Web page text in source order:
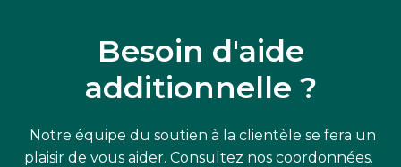
Besoin d'aide
additionnelle ?
Notre équipe du soutien à la clientèle se fera un
plaisir de vous aider. Consultez nos coordonnées.